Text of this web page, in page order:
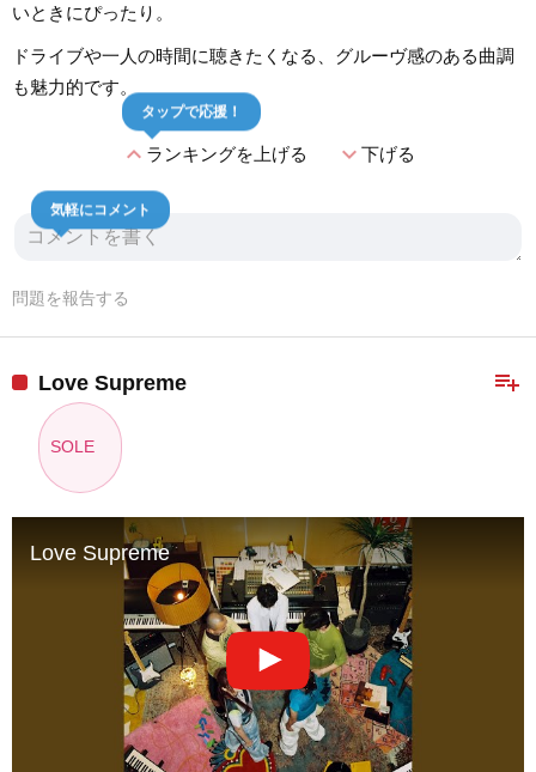
いときにぴったり。
ドライブや一人の時間に聴きたくなる、グルーヴ感のある曲調
も魅力的です。
expand_lessランキングを上げる
タップで応援！
expand_more下げる
気軽にコメント
問題を報告する
playlist_add
Love Supreme
SOLE
Love Supreme